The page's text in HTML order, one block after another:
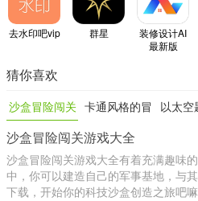
去水印吧vip 群星
装修设计AI
最新版
猜你喜欢
沙盒冒险闯关
游戏大全
卡通风格的冒
险闯关类游戏
以太空
关类
沙盒冒险闯关游戏大全
沙盒冒险闯关游戏大全有着充满趣味
中，你可以建造自己的军事基地，与
下载，开始你的科技沙盒创造之旅吧嘛